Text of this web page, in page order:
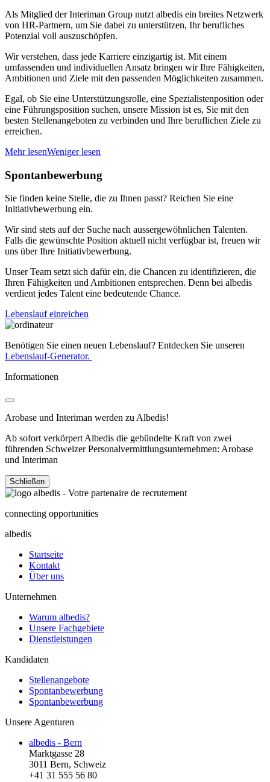
Als Mitglied der Interiman Group nutzt albedis ein breites Netzwerk
von HR-Partnern, um Sie dabei zu unterstützen, Ihr berufliches
Potenzial voll auszuschöpfen.
Wir verstehen, dass jede Karriere einzigartig ist. Mit einem
umfassenden und individuellen Ansatz bringen wir Ihre Fähigkeiten,
Ambitionen und Ziele mit den passenden Möglichkeiten zusammen.
Egal, ob Sie eine Unterstützungsrolle, eine Spezialistenposition oder
eine Führungsposition suchen, unsere Mission ist es, Sie mit den
besten Stellenangeboten zu verbinden und Ihre beruflichen Ziele zu
erreichen.
Mehr lesenWeniger lesen
Spontanbewerbung
Sie finden keine Stelle, die zu Ihnen passt? Reichen Sie eine
Initiativbewerbung ein.
Wir sind stets auf der Suche nach aussergewöhnlichen Talenten.
Falls die gewünschte Position aktuell nicht verfügbar ist, freuen wir
uns über Ihre Initiativbewerbung.
Unser Team setzt sich dafür ein, die Chancen zu identifizieren, die
Ihren Fähigkeiten und Ambitionen entsprechen. Denn bei albedis
verdient jedes Talent eine bedeutende Chance.
Lebenslauf einreichen
Benötigen Sie einen neuen Lebenslauf? Entdecken Sie unseren
Lebenslauf-Generator.
Informationen
Arobase und Interiman werden zu Albedis!
Ab sofort verkörpert Albedis die gebündelte Kraft von zwei
führenden Schweizer Personalvermittlungsunternehmen: Arobase
und Interiman
Schließen
connecting opportunities
albedis
Startseite
Kontakt
Über uns
Unternehmen
Warum albedis?
Unsere Fachgebiete
Dienstleistungen
Kandidaten
Stellenangebote
Spontanbewerbung
Spontanbewerbung
Unsere Agenturen
albedis - Bern
Marktgasse 28
3011 Bern, Schweiz
+41 31 555 56 80